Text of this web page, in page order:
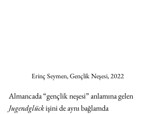
Erinç Seymen, Gençlik Neşesi, 2022
Almancada “gençlik neşesi” anlamına gelen
Jugendglück işini de aynı bağlamda